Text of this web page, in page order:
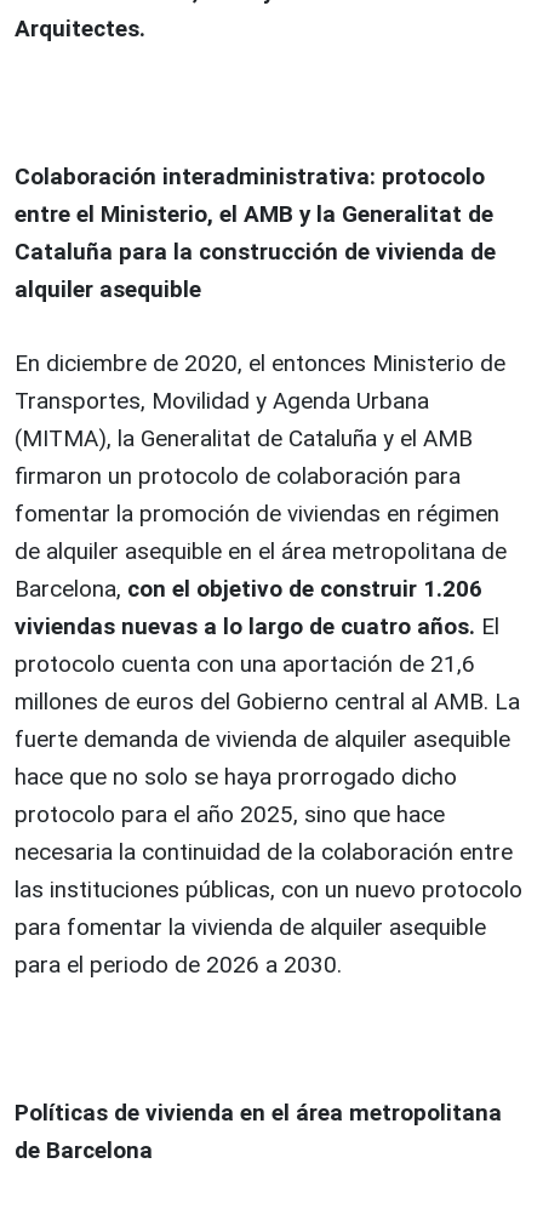
Arquitectes.
Colaboración interadministrativa: protocolo
entre el Ministerio, el AMB y la Generalitat de
Cataluña para la construcción de vivienda de
alquiler asequible
En diciembre de 2020, el entonces Ministerio de
Transportes, Movilidad y Agenda Urbana
(MITMA), la Generalitat de Cataluña y el AMB
firmaron un protocolo de colaboración para
fomentar la promoción de viviendas en régimen
de alquiler asequible en el área metropolitana de
Barcelona, con el objetivo de construir 1.206
viviendas nuevas a lo largo de cuatro años. El
protocolo cuenta con una aportación de 21,6
millones de euros del Gobierno central al AMB. La
fuerte demanda de vivienda de alquiler asequible
hace que no solo se haya prorrogado dicho
protocolo para el año 2025, sino que hace
necesaria la continuidad de la colaboración entre
las instituciones públicas, con un nuevo protocolo
para fomentar la vivienda de alquiler asequible
para el periodo de 2026 a 2030.
Políticas de vivienda en el área metropolitana
de Barcelona